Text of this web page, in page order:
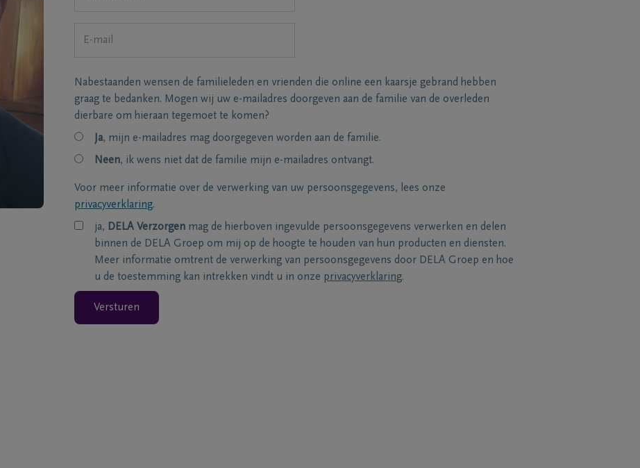
Nabestaanden wensen de familieleden en vrienden die online een kaarsje gebrand hebben
graag te bedanken. Mogen wij uw e-mailadres doorgeven aan de familie van de overleden
dierbare om hieraan tegemoet te komen?
Ja, mijn e-mailadres mag doorgegeven worden aan de familie.
Neen, ik wens niet dat de familie mijn e-mailadres ontvangt.
Voor meer informatie over de verwerking van uw persoonsgegevens, lees onze
privacyverklaring.
ja, DELA Verzorgen mag de hierboven ingevulde persoonsgegevens verwerken en delen
binnen de DELA Groep om mij op de hoogte te houden van hun producten en diensten.
Meer informatie omtrent de verwerking van persoonsgegevens door DELA Groep en hoe
u de toestemming kan intrekken vindt u in onze privacyverklaring.
Versturen